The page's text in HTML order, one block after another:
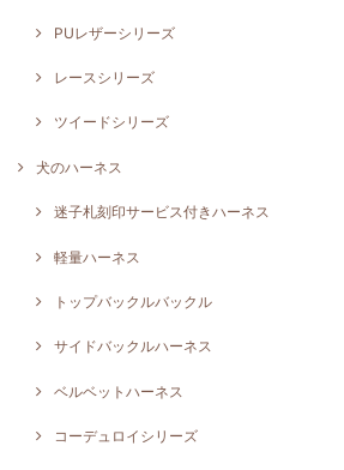
PUレザーシリーズ
レースシリーズ
ツイードシリーズ
犬のハーネス
迷子札刻印サービス付きハーネス
軽量ハーネス
トップバックルバックル
サイドバックルハーネス
ベルベットハーネス
コーデュロイシリーズ